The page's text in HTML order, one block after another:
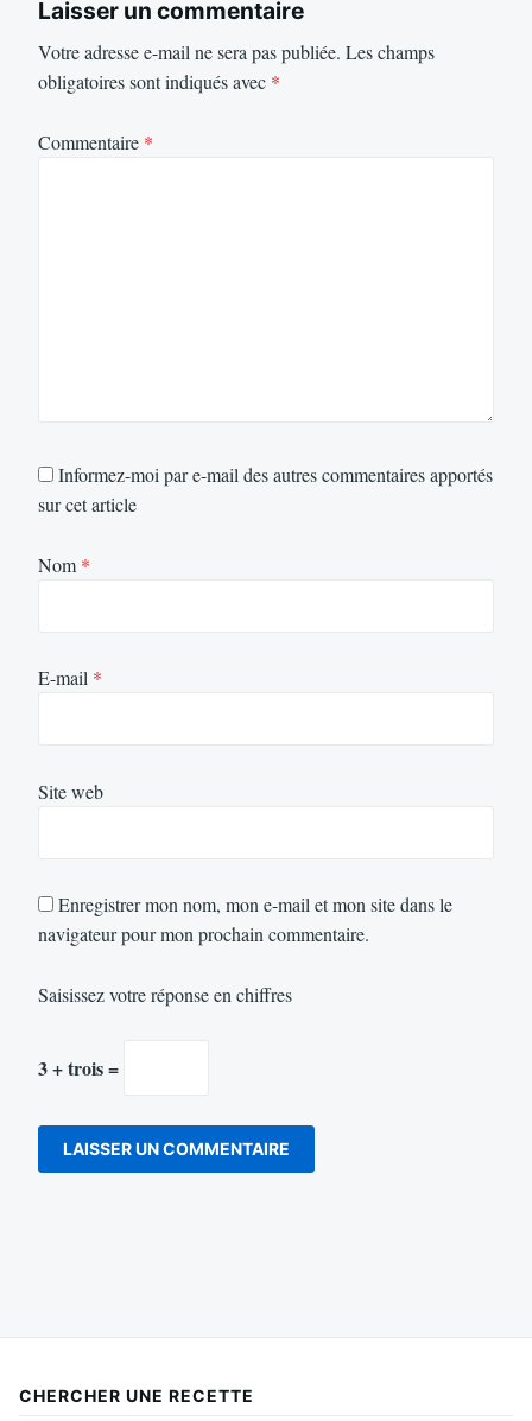
Laisser un commentaire
Votre adresse e-mail ne sera pas publiée. Les champs
obligatoires sont indiqués avec *
Commentaire *
Informez-moi par e-mail des autres commentaires apportés
sur cet article
Nom *
E-mail *
Site web
Enregistrer mon nom, mon e-mail et mon site dans le
navigateur pour mon prochain commentaire.
Saisissez votre réponse en chiffres
3 + trois =
CHERCHER UNE RECETTE